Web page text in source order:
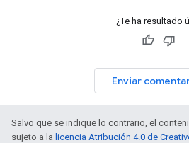
¿Te ha resultado
Enviar
Salvo que se indique lo contrario, el
sujeto a la licencia Atribución 4.0 de